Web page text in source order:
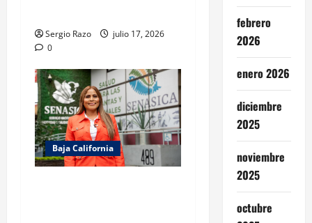
Sergio Razo
julio 17, 2026
0
Baja California
febrero
2026
enero 2026
diciembre
2025
noviembre
2025
octubre